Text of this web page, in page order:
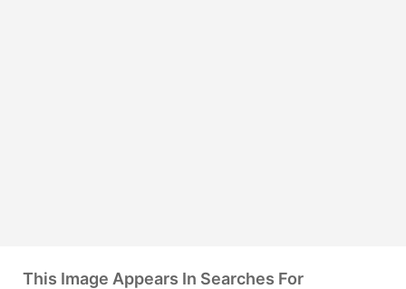
This Image Appears In Searches For